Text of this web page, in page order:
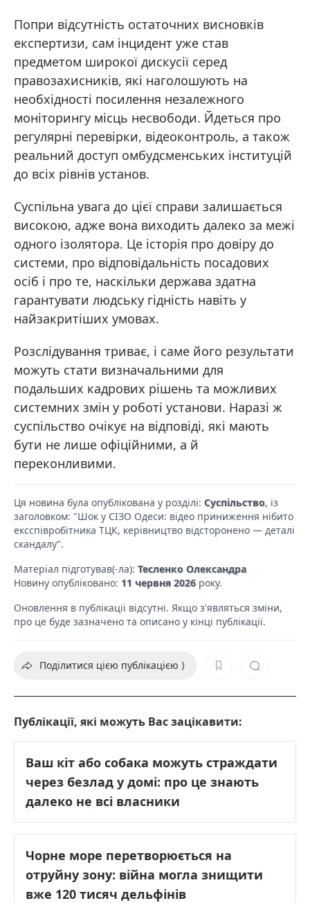
Попри відсутність остаточних висновків
експертизи, сам інцидент уже став
предметом широкої дискусії серед
правозахисників, які наголошують на
необхідності посилення незалежного
моніторингу місць несвободи. Йдеться про
регулярні перевірки, відеоконтроль, а також
реальний доступ омбудсменських інституцій
до всіх рівнів установ.
Суспільна увага до цієї справи залишається
високою, адже вона виходить далеко за межі
одного ізолятора. Це історія про довіру до
системи, про відповідальність посадових
осіб і про те, наскільки держава здатна
гарантувати людську гідність навіть у
найзакритіших умовах.
Розслідування триває, і саме його результати
можуть стати визначальними для
подальших кадрових рішень та можливих
системних змін у роботі установи. Наразі ж
суспільство очікує на відповіді, які мають
бути не лише офіційними, а й
переконливими.
Ця новина була опублікована у розділі: Суспільство, із
заголовком: "Шок у СІЗО Одеси: відео приниження нібито
ексспівробітника ТЦК, керівництво відсторонено — деталі
скандалу".
Матеріал підготував(-ла): Тесленко Олександра
Новину опубліковано: 11 червня 2026року.
Оновлення в публікації відсутні. Якщо з'являться зміни,
про це буде зазначено та описано у кінці публікації.
Поділитися цією публікацією ⟩
Публікації, які можуть Вас зацікавити:
Ваш кіт або собака можуть страждати
через безлад у домі: про це знають
далеко не всі власники
Чорне море перетворюється на
отруйну зону: війна могла знищити
вже 120 тисяч дельфінів